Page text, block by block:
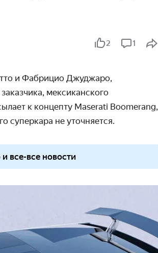
2 1
и Фабрицио Джуджаро,
мексиканского
к концепту Maserati Boomerang,
суперкара не уточняется.
все-все новости